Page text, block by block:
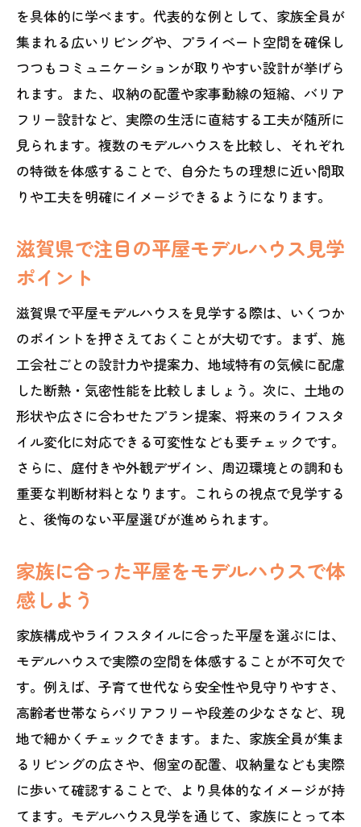
を具体的に学べます。代表的な例として、家族全員が
集まれる広いリビングや、プライベート空間を確保し
つつもコミュニケーションが取りやすい設計が挙げら
れます。また、収納の配置や家事動線の短縮、バリア
フリー設計など、実際の生活に直結する工夫が随所に
見られます。複数のモデルハウスを比較し、それぞれ
の特徴を体感することで、自分たちの理想に近い間取
りや工夫を明確にイメージできるようになります。
滋賀県で注目の平屋モデルハウス見学
ポイント
滋賀県で平屋モデルハウスを見学する際は、いくつか
のポイントを押さえておくことが大切です。まず、施
工会社ごとの設計力や提案力、地域特有の気候に配慮
した断熱・気密性能を比較しましょう。次に、土地の
形状や広さに合わせたプラン提案、将来のライフスタ
イル変化に対応できる可変性なども要チェックです。
さらに、庭付きや外観デザイン、周辺環境との調和も
重要な判断材料となります。これらの視点で見学する
と、後悔のない平屋選びが進められます。
家族に合った平屋をモデルハウスで体
感しよう
家族構成やライフスタイルに合った平屋を選ぶには、
モデルハウスで実際の空間を体感することが不可欠で
す。例えば、子育て世代なら安全性や見守りやすさ、
高齢者世帯ならバリアフリーや段差の少なさなど、現
地で細かくチェックできます。また、家族全員が集ま
るリビングの広さや、個室の配置、収納量なども実際
に歩いて確認することで、より具体的なイメージが持
てます。モデルハウス見学を通じて、家族にとって本